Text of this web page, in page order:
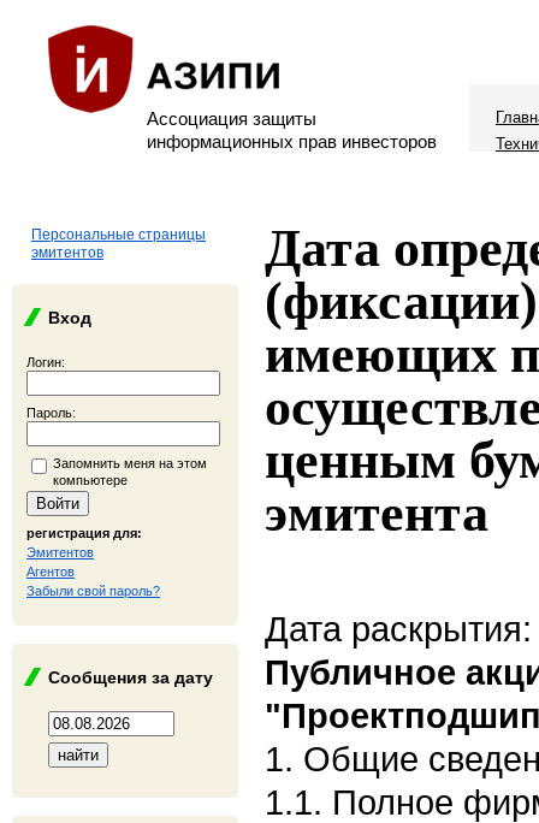
Ассоциация защиты
информационных прав инвесторов
Персональные страницы
эмитентов
Вход
Логин:
Пароль:
Запомнить меня на этом
компьютере
регистрация для:
Эмитентов
Агентов
Забыли свой пароль?
Сообщения за дату
Дата
имеющих
ценным
эмитента
Дата
Публичное
1. Общие
1.1. Полное